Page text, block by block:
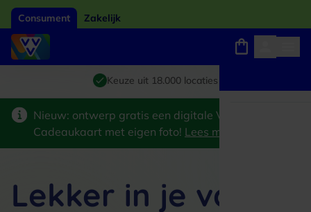
Consument Zakelijk
Giftcard van het jaar 2026
Keuze uit 18.000 locaties
Winkels, webshops en uitjes
Nieuw: ontwerp gratis een digitale VVV
Cadeaukaart met eigen foto! Lees meer
Lekker in je vacht